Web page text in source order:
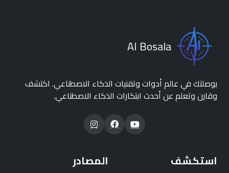
AI Bosala
بوصلتك في عالم أدوات وتقنيات الذكاء الاصطناعي. اكتشف
وقارن وتعلم عن أحدث ابتكارات الذكاء الاصطناعي.
استكشف المصادر